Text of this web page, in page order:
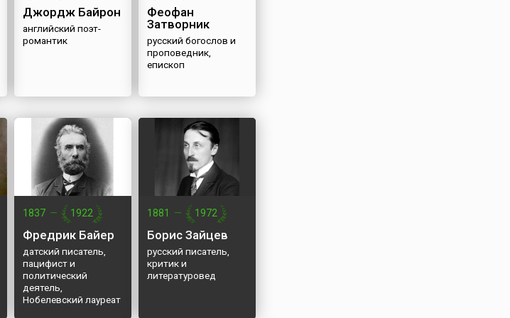
Джордж Байрон
английский поэт-
романтик
Феофан
Затворник
русский богослов и
проповедник,
епископ
1837 — 1922
Фредрик Байер
датский писатель,
пацифист и
политический
деятель,
Нобелевский лауреат
1881 — 1972
Борис Зайцев
русский писатель,
критик и
литературовед